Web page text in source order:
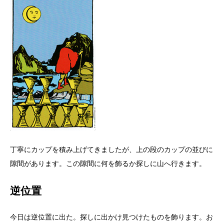
丁寧にカップを積み上げてきましたが、上の段のカップの並びに
隙間があります。この隙間に何を飾るか探しに山へ行きます。
逆位置
今日は逆位置に出た。探しに出かけ見つけたものを飾ります。お